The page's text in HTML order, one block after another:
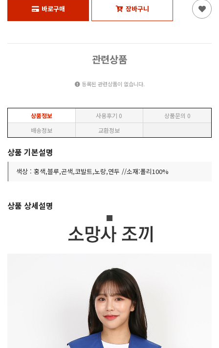
바로구매 장바구니
관련상품
등록된 관련상품이 없습니다.
상품정보 사용후기 0 상품문의 0
배송정보
교환정보
상품 기본설명
색상 : 홍색,블루,곤색,코발트,노랑,연두 //소재:폴리100%
상품 상세설명